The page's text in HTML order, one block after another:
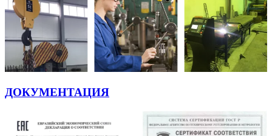
ДОКУМЕНТАЦИЯ